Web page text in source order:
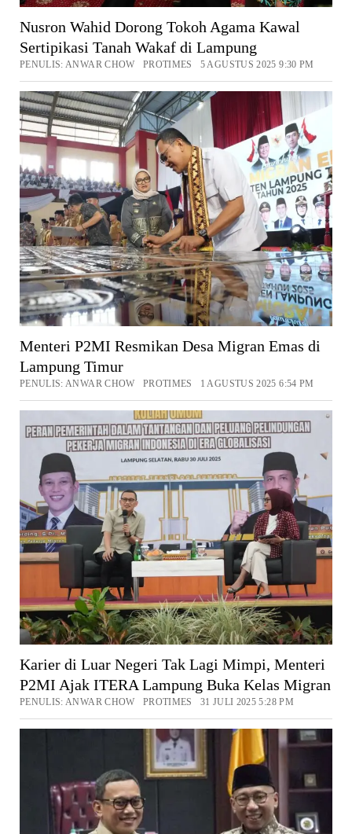
Nusron Wahid Dorong Tokoh Agama Kawal
Sertipikasi Tanah Wakaf di Lampung
PENULIS: ANWAR CHOW PROTIMES 5 AGUSTUS 2025 9:30 PM
Menteri P2MI Resmikan Desa Migran Emas di
Lampung Timur
PENULIS: ANWAR CHOW PROTIMES 1 AGUSTUS 2025 6:54 PM
Karier di Luar Negeri Tak Lagi Mimpi, Menteri
P2MI Ajak ITERA Lampung Buka Kelas Migran
PENULIS: ANWAR CHOW PROTIMES 31 JULI 2025 5:28 PM